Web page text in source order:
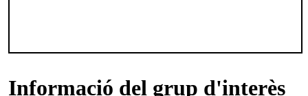
Informació del grup d'interès